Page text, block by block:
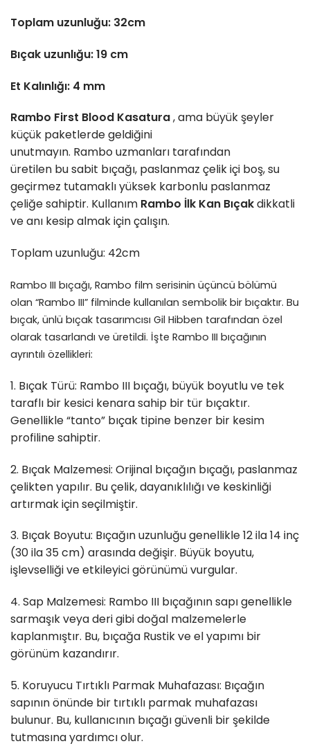
Toplam uzunluğu: 32cm
Bıçak uzunlığu: 19 cm
Et Kalınlığı: 4 mm
Rambo First Blood Kasatura, ama büyük şeyler
küçük paketlerde geldiğini
unutmayın. Rambo uzmanları tarafından
üretilen bu sabit bıçağı, paslanmaz çelik içi boş, su
geçirmez tutamaklı yüksek karbonlu paslanmaz
çeliğe sahiptir. Kullanım Rambo İlk Kan Bıçakdikkatli
ve anı kesip almak için çalışın.
Toplam uzunluğu: 42cm
Rambo III bıçağı, Rambo film serisinin üçüncü bölümü
olan “Rambo III” filminde kullanılan sembolik bir bıçaktır. Bu
bıçak, ünlü bıçak tasarımcısı Gil Hibben tarafından özel
olarak tasarlandı ve üretildi. İşte Rambo III bıçağının
ayrıntılı özellikleri:
1. Bıçak Türü: Rambo III bıçağı, büyük boyutlu ve tek
taraflı bir kesici kenara sahip bir tür bıçaktır.
Genellikle “tanto” bıçak tipine benzer bir kesim
profiline sahiptir.
2. Bıçak Malzemesi: Orijinal bıçağın bıçağı, paslanmaz
çelikten yapılır. Bu çelik, dayanıklılığı ve keskinliği
artırmak için seçilmiştir.
3. Bıçak Boyutu: Bıçağın uzunluğu genellikle 12 ila 14 inç
(30 ila 35 cm) arasında değişir. Büyük boyutu,
işlevselliği ve etkileyici görünümü vurgular.
4. Sap Malzemesi: Rambo III bıçağının sapı genellikle
sarmaşık veya deri gibi doğal malzemelerle
kaplanmıştır. Bu, bıçağa Rustik ve el yapımı bir
görünüm kazandırır.
5. Koruyucu Tırtıklı Parmak Muhafazası: Bıçağın
sapının önünde bir tırtıklı parmak muhafazası
bulunur. Bu, kullanıcının bıçağı güvenli bir şekilde
tutmasına yardımcı olur.